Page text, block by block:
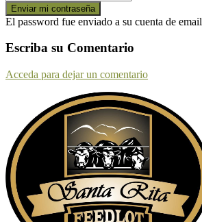
El password fue enviado a su cuenta de email
Escriba su Comentario
Acceda para dejar un comentario